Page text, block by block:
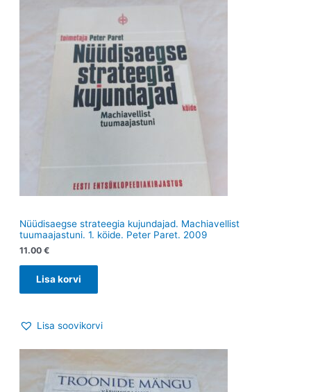
Nüüdisaegse strateegia kujundajad. Machiavellist
tuumaajastuni. 1. köide. Peter Paret. 2009
11.00 €
Lisa korvi
Lisa soovikorvi